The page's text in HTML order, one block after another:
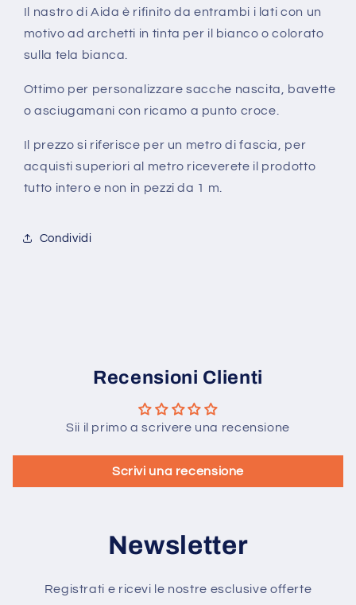
55
fori
55
fori
Il nastro di Aida è rifinito da entrambi i lati con un
motivo ad archetti in tinta per il bianco o colorato
sulla tela bianca.
Ottimo per personalizzare sacche nascita, bavette
o asciugamani con ricamo a punto croce.
Il prezzo si riferisce per un metro di fascia, per
acquisti superiori al metro riceverete il prodotto
tutto intero e non in pezzi da 1 m.
Condividi
Recensioni Clienti
Sii il primo a scrivere una recensione
Scrivi una recensione
Newsletter
Registrati e ricevi le nostre esclusive offerte